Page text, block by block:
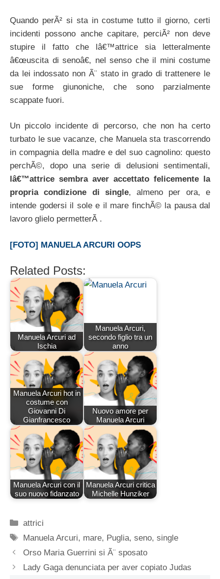
Quando perÃ² si sta in costume tutto il giorno, certi
incidenti possono anche capitare, perciÃ² non deve
stupire il fatto che lâ€™attrice sia letteralmente
â€œuscita di senoâ€, nel senso che il mini costume
da lei indossato non Ã¨ stato in grado di trattenere le
sue forme giunoniche, che sono parzialmente
scappate fuori.
Un piccolo incidente di percorso, che non ha certo
turbato le sue vacanze, che Manuela sta trascorrendo
in compagnia della madre e del suo cagnolino: questo
perchÃ©, dopo una serie di delusioni sentimentali,
lâ€™attrice sembra aver accettato felicemente la
propria condizione di single, almeno per ora, e
intende godersi il sole e il mare finchÃ© la pausa dal
lavoro glielo permetterÃ .
[FOTO] MANUELA ARCURI OOPS
Related Posts:
Manuela Arcuri ad
Ischia
Manuela Arcuri,
secondo figlio tra un
anno
Manuela Arcuri hot in
costume con
Giovanni Di
Gianfrancesco
Nuovo amore per
Manuela Arcuri
Manuela Arcuri con il
suo nuovo fidanzato
Manuela Arcuri critica
Michelle Hunziker
Categorie
attrici
Tag
Manuela Arcuri, mare, Puglia,seno,single
Orso Maria Guerrini si Ã¨ sposato
Lady Gaga denunciata per aver copiato Judas